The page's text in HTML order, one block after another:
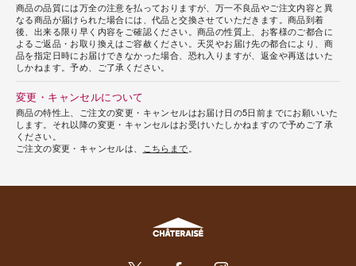
商品の品質には万全の注意を払っておりますが、万一不良品やご注文内容と異
なる商品が届けられた場合には、代品と交換させていただきます。商品到着
後、出来る限り早く内容をご確認ください。商品の性質上、お客様のご都合に
よるご返品・お取り換えはご容赦ください。天災やお届け先の都合により、商
品を指定日時にお届けできなかった場合、恐れ入りますが、返金や再送はいた
しかねます。予め、ご了承ください。
変更・キャンセルについて
商品の特性上、ご注文の変更・キャンセルはお届け日の5日前までにお願いいた
します。それ以降の変更・キャンセルはお受けいたしかねますので予めご了承
ください。
ご注文の変更・キャンセルは、
こちらまで